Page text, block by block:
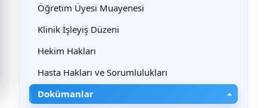
Öğretim Üyesi Muayenesi
Klinik İşleyiş Düzeni
Hekim Hakları
Hasta Hakları ve Sorumlulukları
Dokümanlar